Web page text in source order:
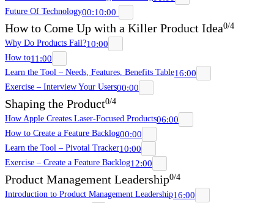
Future Of Technology00:10:00
How to Come Up with a Killer Product Idea0/4
Why Do Products Fail?10:00
How to11:00
Learn the Tool – Needs, Features, Benefits Table16:00
Exercise – Interview Your Users00:00
Shaping the Product0/4
How Apple Creates Laser-Focused Products06:00
How to Create a Feature Backlog00:00
Learn the Tool – Pivotal Tracker10:00
Exercise – Create a Feature Backlog12:00
Product Management Leadership0/4
Introduction to Product Management Leadership16:00